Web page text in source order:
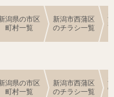
潟県の市区
町村一覧
新潟市西蒲区
のチラシ一覧
潟県の市区
町村一覧
新潟市西蒲区
のチラシ一覧